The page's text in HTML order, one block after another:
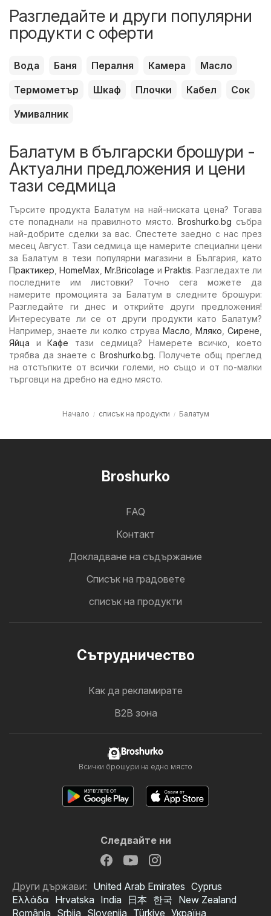
Разгледайте и други популярни
продукти с оферти
Вода Баня Пералня Камера
Масло
Термометър
Шкаф Плочки Кабел
Сок
Умивалник
Балатум в български брошури -
Актуални предложения и цени
тази седмица
Търсите продукта Балатум на най-ниската цена? Тогава
сте попаднали на правилното място. Broshurko.bg събра
най-добрите сделки за вас. Спестете заедно с нас през
месец Август. Тази седмица ще намерите специални цени
за Балатум в тези популярни магазини в България, като
Практикер, HomeMax, Mr.Bricolage и Praktis. Разгледахте ли
последните им листовки? Точно сега можете да
намерите промоцията за Балатум в следните брошури:
Разгледайте ги днес и открийте други предложения!
Интересувате ли се от други продукти като Балатум?
Например, знаете ли колко струва Масло, Мляко, Сирене,
Яйца и Кафе тази седмица? Намерете всичко, което
трябва да знаете с Broshurko.bg. Получете общ преглед
на отстъпките от всички големи, но също и от по-малки
търговци на дребно на едно място.
Начало списък на продукти Балатум
Broshurko
FAQ
Контакт
Докладване на съдържание
Cписък на градовете
списък на продукти
Cътрудничество
Как да рекламирате
B2B зона
Broshurko
Всички брошури на едно място
Следвайте ни
Други държави: United Arab Emirates Cyprus
Ελλάδα Hrvatska India 日本 한국 New Zealand
România Srbija Slovenija Türkiye Україна